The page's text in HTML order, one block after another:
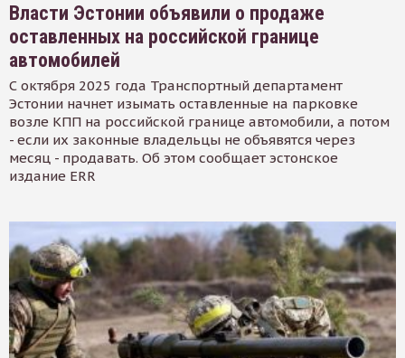
Власти Эстонии объявили о продаже
оставленных на российской границе
автомобилей
С октября 2025 года Транспортный департамент
Эстонии начнет изымать оставленные на парковке
возле КПП на российской границе автомобили, а потом
- если их законные владельцы не объявятся через
месяц - продавать. Об этом сообщает эстонское
издание ERR